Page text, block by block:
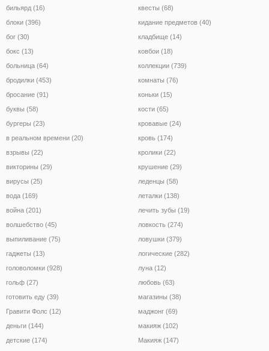
бильярд (16)
блоки (396)
бог (30)
бокс (13)
больница (64)
бродилки (453)
бросание (91)
буквы (58)
бургеры (23)
в реальном времени (20)
взрывы (22)
викторины (29)
вирусы (25)
вода (169)
война (201)
волшебство (45)
выпиливание (75)
гаджеты (13)
головоломки (928)
гольф (27)
готовить еду (39)
Гравити Фолс (12)
деньги (144)
детские (174)
квесты (68)
кидание предметов (40)
кладбище (14)
ковбои (18)
коллекции (739)
комнаты (76)
коньки (15)
кости (65)
кровавые (24)
кровь (174)
кролики (22)
крушение (29)
леденцы (58)
леталки (138)
лечить зубы (19)
ловкость (274)
ловушки (379)
логические (282)
луна (12)
любовь (63)
магазины (38)
маджонг (69)
макияж (102)
Макияж (147)